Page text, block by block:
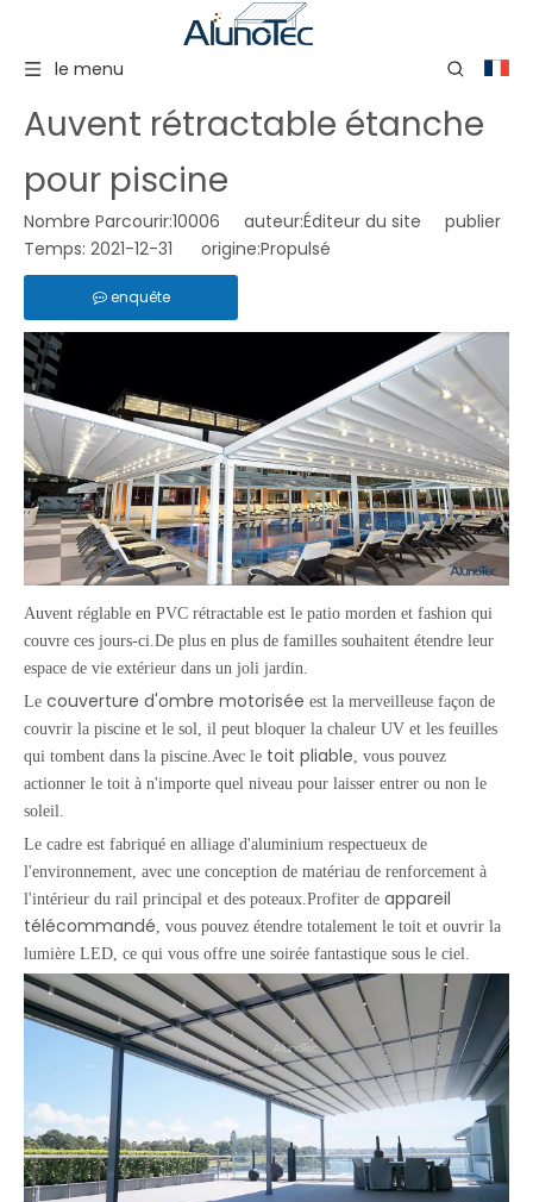
le menu
Auvent rétractable étanche
pour piscine
Nombre Parcourir:10006 auteur:Éditeur du site publier
Temps: 2021-12-31 origine:Propulsé
enquête
Auvent réglable en PVC rétractable est le patio morden et fashion qui
couvre ces jours-ci.De plus en plus de familles souhaitent étendre leur
espace de vie extérieur dans un joli jardin.
Le couverture d'ombre motorisée est la merveilleuse façon de
couvrir la piscine et le sol, il peut bloquer la chaleur UV et les feuilles
qui tombent dans la piscine.Avec le toit pliable, vous pouvez
actionner le toit à n'importe quel niveau pour laisser entrer ou non le
soleil.
Le cadre est fabriqué en alliage d'aluminium respectueux de
l'environnement, avec une conception de matériau de renforcement à
l'intérieur du rail principal et des poteaux.Profiter de appareil
télécommandé, vous pouvez étendre totalement le toit et ouvrir la
lumière LED, ce qui vous offre une soirée fantastique sous le ciel.